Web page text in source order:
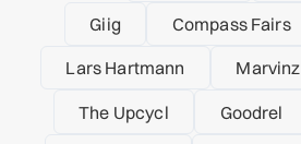
Giig Compass Fairs
Lars Hartmann Marvinz
The Upcycl Goodrel